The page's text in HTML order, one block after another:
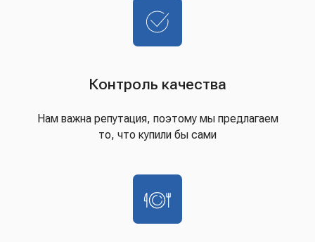
Контроль качества
Нам важна репутация, поэтому мы предлагаем
то, что купили бы сами